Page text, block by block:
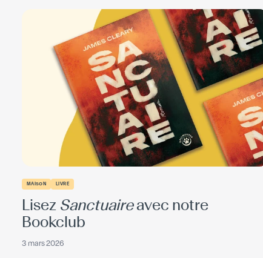
MAISON LIVRE
Lisez Sanctuaireavec notre
Bookclub
3 mars 2026